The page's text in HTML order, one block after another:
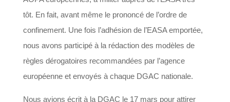
tôt. En fait, avant même le prononcé de l’ordre de
confinement. Une fois l’adhésion de l’EASA emportée,
nous avons participé à la rédaction des modèles de
règles dérogatoires recommandées par l’agence
européenne et envoyés à chaque DGAC nationale.
Nous avions écrit à la DGAC le 17 mars pour attirer